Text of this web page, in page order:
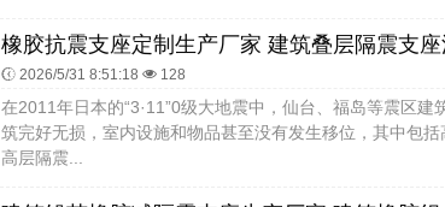
2026/5/31 8:51:18 128
在2011年日本的“3·11”0级大地震中，仙台、福岛等震区建
筑完好无损，室内设施和物品甚至没有发生移位，其中包
高层隔震...